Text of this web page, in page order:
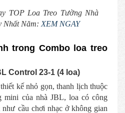
TOP Loa Treo Tường Nhà
Nhất Năm: XEM NGAY
trong Combo loa treo
Control 23-1 (4 loa)
kế nhỏ gọn, thanh lịch thuộc
mini của nhà JBL, loa có công
cầu chơi nhạc ở không gian